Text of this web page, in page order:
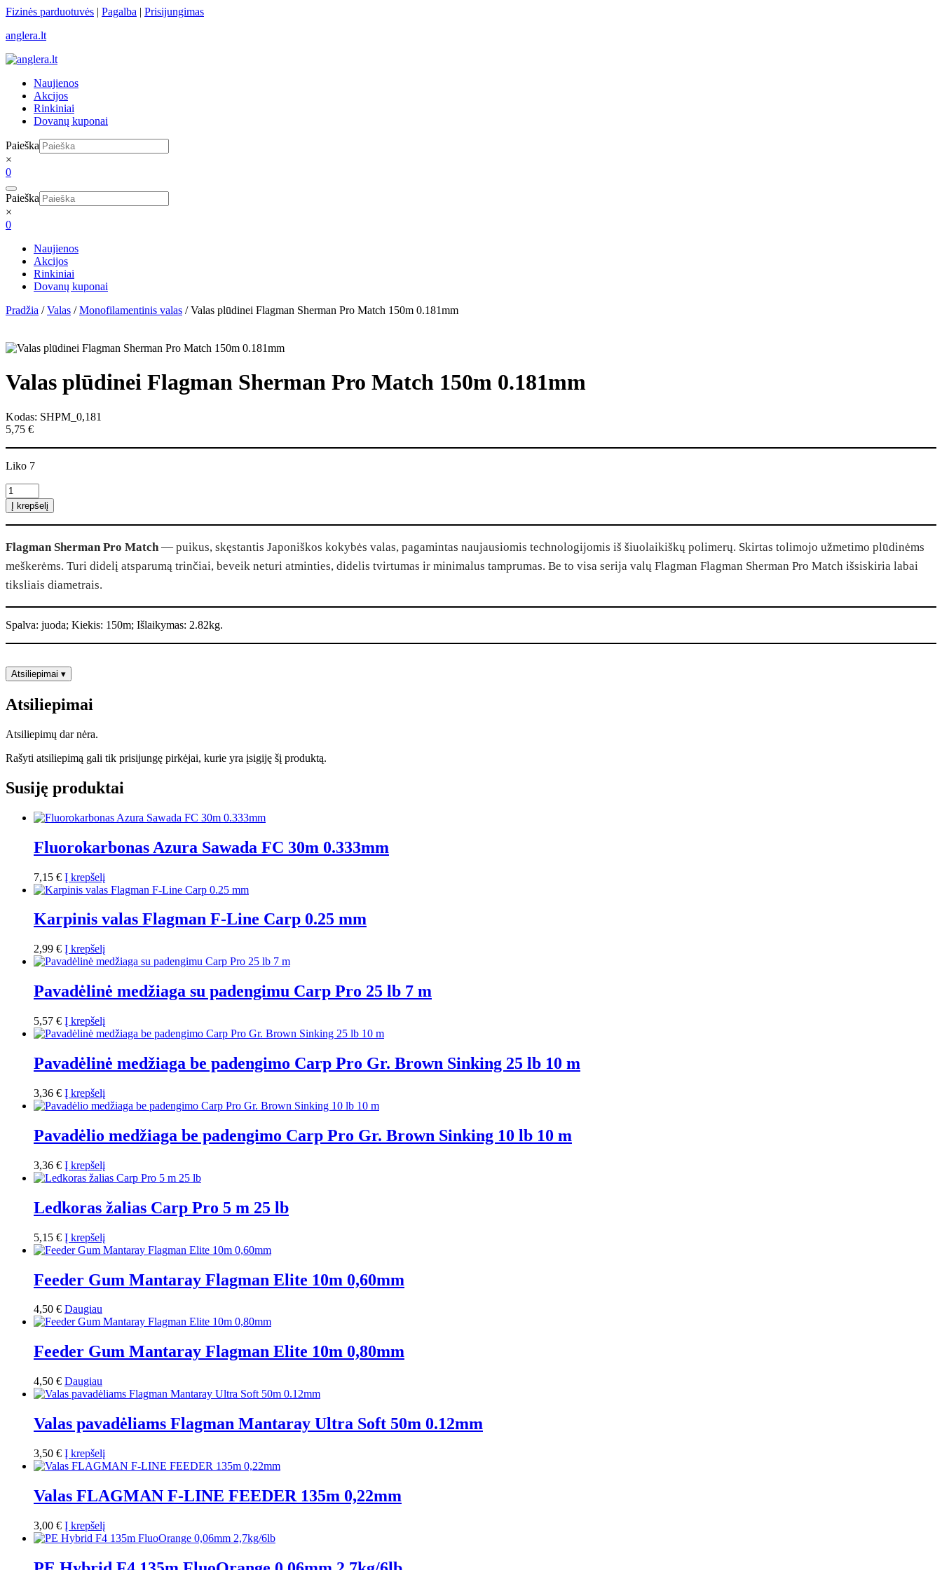
Skip
content
Fizinės parduotuvės | Pagalba | Prisijungimas
anglera.lt
Naujienos
Akcijos
Rinkiniai
Dovanų kuponai
Paieška
×
0
Paieška
×
0
Naujienos
Akcijos
Rinkiniai
Dovanų kuponai
Pradžia /Valas /Monofilamentinis valas / Valas plūdinei Flagman Sherman Pro Match 150m 0.181mm
Valas plūdinei Flagman Sherman Pro Match 150m 0.181mm
Kodas: SHPM_0,181
5,75 €
Liko 7
produkto
kiekis:
Valas
plūdinei
Sherman
Pro
150m
Į krepšelį
Flagman Sherman Pro Match— puikus, skęstantis Japoniškos kokybės valas, pagamintas naujausiomis technologijomis iš šiuolaikiškų polimerų. Skirtas tolimojo užmetimo plūdinėms
meškerėms. Turi didelį atsparumą trinčiai, beveik neturi atminties, didelis tvirtumas ir minimalus tamprumas. Be to visa serija valų Flagman Flagman Sherman Pro Match išsiskiria labai
tiksliais diametrais.
Spalva: juoda; Kiekis: 150m; Išlaikymas: 2.82kg.
Atsiliepimai ▾
Atsiliepimai
Atsiliepimų dar nėra.
Rašyti atsiliepimą gali tik prisijungę pirkėjai, kurie yra įsigiję šį produktą.
Susiję produktai
Fluorokarbonas Azura Sawada FC 30m 0.333mm
7,15 € Į krepšelį
Karpinis valas Flagman F-Line Carp 0.25 mm
2,99 € Į krepšelį
Pavadėlinė medžiaga su padengimu Carp Pro 25 lb 7 m
5,57 € Į krepšelį
Pavadėlinė medžiaga be padengimo Carp Pro Gr. Brown Sinking 25 lb 10 m
3,36 € Į krepšelį
Pavadėlio medžiaga be padengimo Carp Pro Gr. Brown Sinking 10 lb 10 m
3,36 € Į krepšelį
Ledkoras žalias Carp Pro 5 m 25 lb
5,15 € Į krepšelį
Feeder Gum Mantaray Flagman Elite 10m 0,60mm
4,50 € Daugiau
Feeder Gum Mantaray Flagman Elite 10m 0,80mm
4,50 € Daugiau
Valas pavadėliams Flagman Mantaray Ultra Soft 50m 0.12mm
3,50 € Į krepšelį
Valas FLAGMAN F-LINE FEEDER 135m 0,22mm
3,00 € Į krepšelį